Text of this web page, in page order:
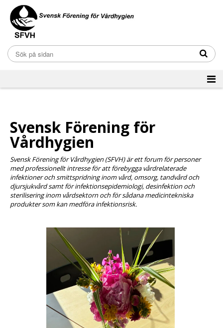
Svensk Förening för
Vårdhygien
Svensk Förening för Vårdhygien (SFVH) är ett forum för personer
med professionellt intresse för att förebygga vårdrelaterade
infektioner och smittspridning inom vård, omsorg, tandvård och
djursjukvård samt för infektionsepidemiologi, desinfektion och
sterilisering inom vårdsektorn och för sådana medicintekniska
produkter som kan medföra infektionsrisk.